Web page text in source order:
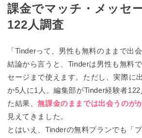
課金でマッチ・メッセ
122人調査
「Tinderって、男性も無料のままで出
結論から言うと、Tinderは男性も無料
セージまで使えます。ただし、実際に
か5人に1人。編集部がTinder経験者
た結果、無課金のままでは出会うのが
見えてきました。
とはいえ、 Tinderの無料プランでも「